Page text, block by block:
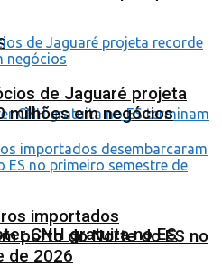
CNH gratuita no ES
de Jaguaré projeta
milhões em negócios
importados
porto do Norte do ES no
de 2026